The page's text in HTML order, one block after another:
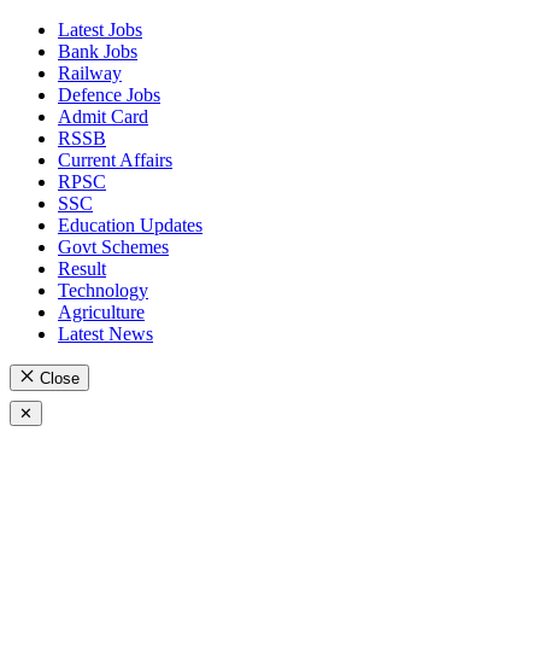
Latest Jobs
Bank Jobs
Railway
Defence Jobs
Admit Card
RSSB
Current Affairs
RPSC
SSC
Education Updates
Govt Schemes
Result
Technology
Agriculture
Latest News
Close
✕